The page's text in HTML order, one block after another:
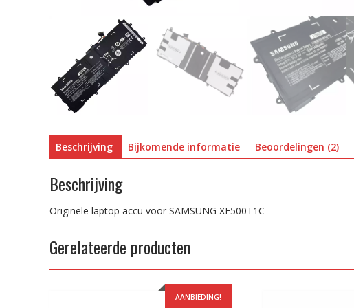
Beschrijving Bijkomende informatie Beoordelingen (2)
Beschrijving
Originele laptop accu voor SAMSUNG XE500T1C
Gerelateerde producten
AANBIEDING!